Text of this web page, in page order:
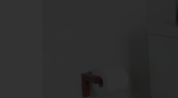
Bidet Bari